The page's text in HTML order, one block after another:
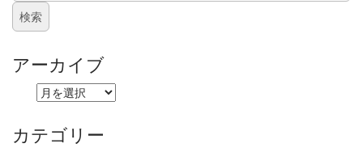
アーカイブ
イ
カテゴリー